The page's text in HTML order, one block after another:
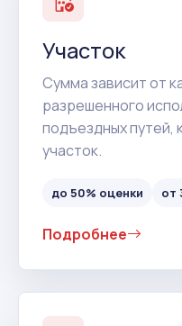
Участок
Сумма зависит от
разрешенного
подъездных путей,
участок.
до 50% оценки от
Подробнее